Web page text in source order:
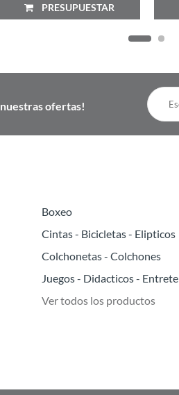
PRESUPUESTAR
nuestras ofertas!
Boxeo
Cintas - Bicicletas - Elipticos
Colchonetas - Colchones
Juegos - Didacticos -
Ver todos los productos